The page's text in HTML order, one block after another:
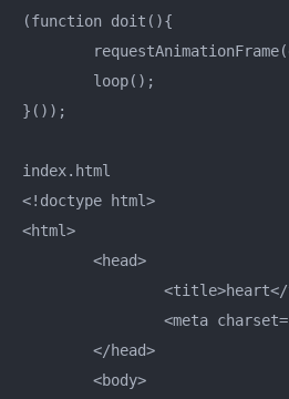
(function doit(){
}());
index.html
<!doctype html>
<html>
		<meta charset=